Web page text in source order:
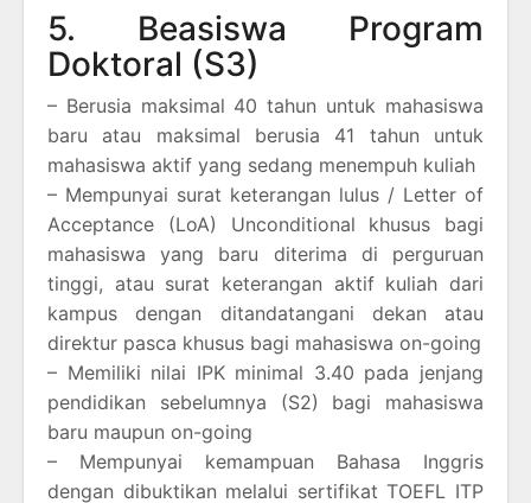
5. Beasiswa Program
Doktoral (S3)
– Berusia maksimal 40 tahun untuk mahasiswa
baru atau maksimal berusia 41 tahun untuk
mahasiswa aktif yang sedang menempuh kuliah
– Mempunyai surat keterangan lulus / Letter of
Acceptance (LoA) Unconditional khusus bagi
mahasiswa yang baru diterima di perguruan
tinggi, atau surat keterangan aktif kuliah dari
kampus dengan ditandatangani dekan atau
direktur pasca khusus bagi mahasiswa on-going
– Memiliki nilai IPK minimal 3.40 pada jenjang
pendidikan sebelumnya (S2) bagi mahasiswa
baru maupun on-going
– Mempunyai kemampuan Bahasa Inggris
dengan dibuktikan melalui sertifikat TOEFL ITP